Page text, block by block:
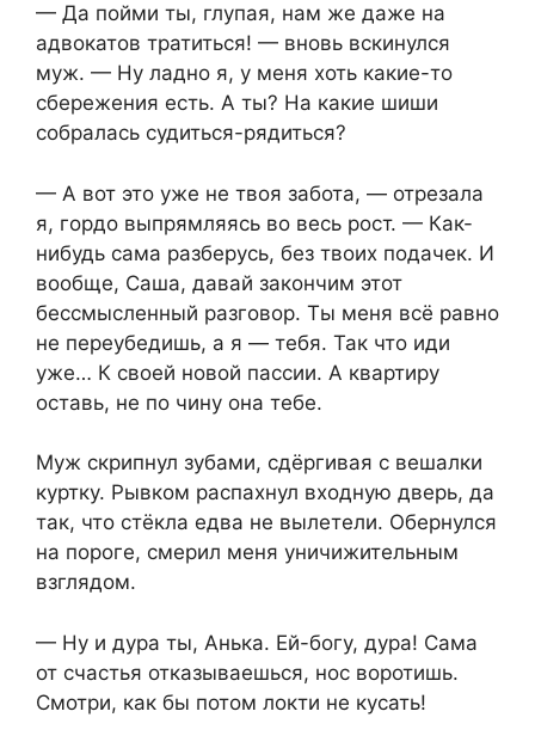
— Да пойми ты, глупая, нам же даже на
адвокатов тратиться! — вновь вскинулся
муж. — Ну ладно я, у меня хоть какие-то
сбережения есть. А ты? На какие шиши
собралась судиться-рядиться?
— А вот это уже не твоя забота, — отрезала
я, гордо выпрямляясь во весь рост. — Как-
нибудь сама разберусь, без твоих подачек. И
вообще, Саша, давай закончим этот
бессмысленный разговор. Ты меня всё равно
не переубедишь, а я — тебя. Так что иди
уже… К своей новой пассии. А квартиру
оставь, не по чину она тебе.
Муж скрипнул зубами, сдёргивая с вешалки
куртку. Рывком распахнул входную дверь, да
так, что стёкла едва не вылетели. Обернулся
на пороге, смерил меня уничижительным
взглядом.
— Ну и дура ты, Анька. Ей-богу, дура! Сама
от счастья отказываешься, нос воротишь.
Смотри, как бы потом локти не кусать!